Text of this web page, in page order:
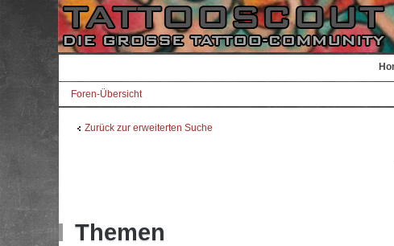
Foren-Übersicht
Zurück zur erweiterten Suche
Themen